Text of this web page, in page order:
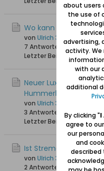
Wo kann man in der
von Ulrich 31
7 Antworten
5.523 Hits0
Letzter Beitrag
Neuer Luxus in
Hummerhaus), Lange
von Ulrich 31
3 Antworten
2.800 Hits0
Letzter Beitrag
Ist Stremellachs eine
von Ulrich 31
2 Antworten
3.982 Hits 0
about users
the use of
advertising,
activity. We
with our
additional
By clicking "I
agree to our
our
and
described